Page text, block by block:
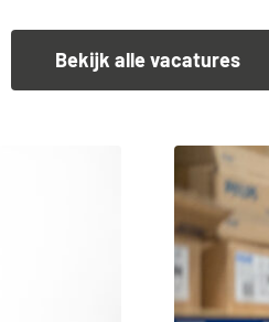
Bekijk alle vacatures